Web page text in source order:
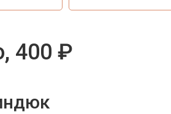
400 ₽